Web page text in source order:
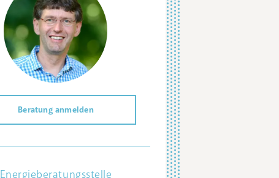
Beratung anmelden
Energieberatungsstelle